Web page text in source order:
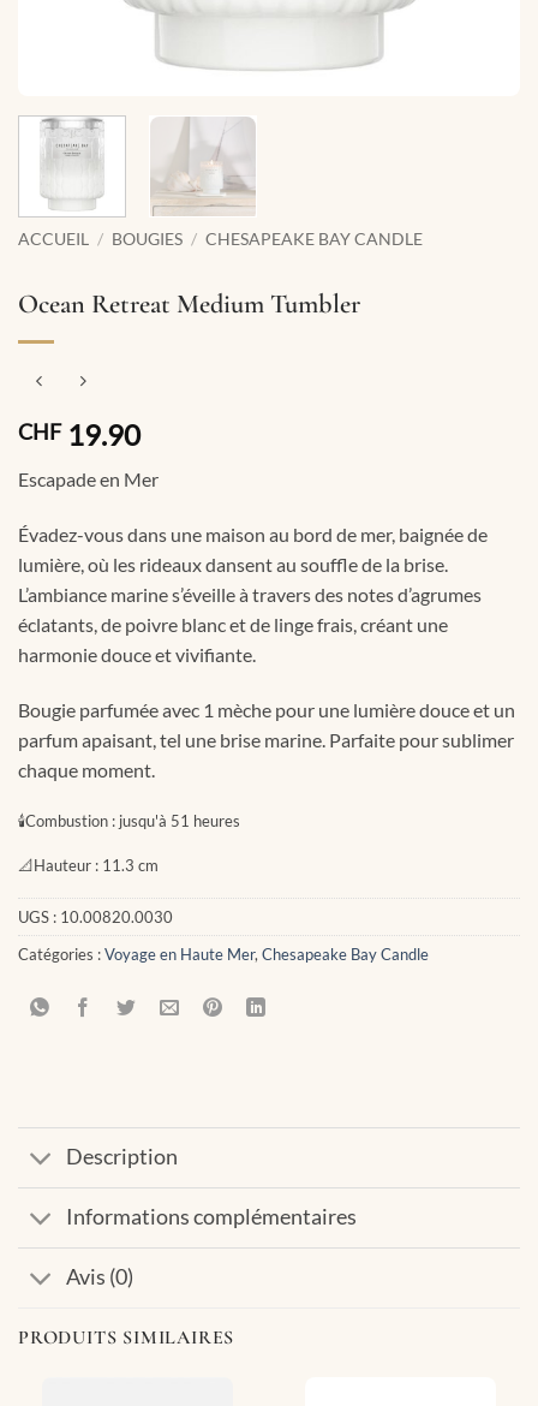
ACCUEIL / BOUGIES / CHESAPEAKE BAY CANDLE
Ocean Retreat Medium Tumbler
CHF19.90
Escapade en Mer
Évadez-vous dans une maison au bord de mer, baignée de
lumière, où les rideaux dansent au souffle de la brise.
L’ambiance marine s’éveille à travers des notes d’agrumes
éclatants, de poivre blanc et de linge frais, créant une
harmonie douce et vivifiante.
Bougie parfumée avec 1 mèche pour une lumière douce et un
parfum apaisant, tel une brise marine. Parfaite pour sublimer
chaque moment.
🕯Combustion : jusqu'à 51 heures
📐Hauteur : 11.3 cm
UGS : 10.00820.0030
Catégories :Voyage en Haute Mer, Chesapeake Bay Candle
Description
Informations complémentaires
Avis (0)
PRODUITS SIMILAIRES